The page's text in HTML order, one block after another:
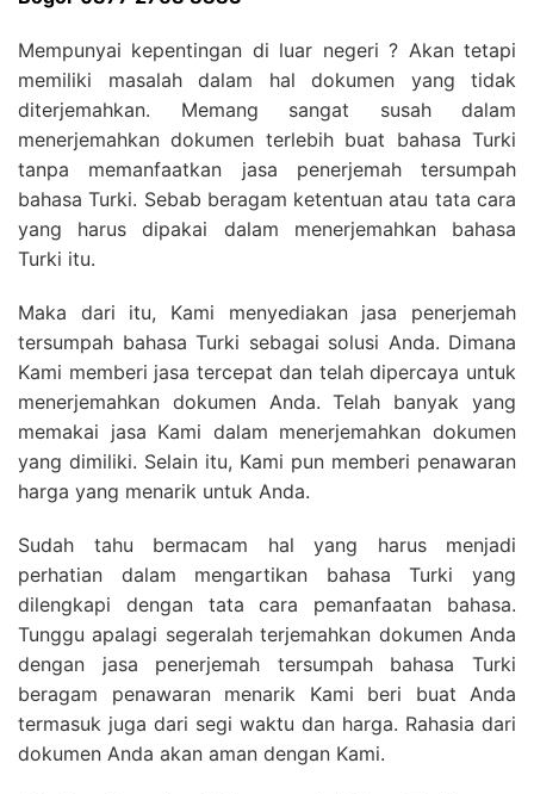
Mempunyai kepentingan di luar negeri ? Akan tetapi
memiliki masalah dalam hal dokumen yang tidak
diterjemahkan. Memang sangat susah dalam
menerjemahkan dokumen terlebih buat bahasa Turki
tanpa memanfaatkan jasa penerjemah tersumpah
bahasa Turki. Sebab beragam ketentuan atau tata cara
yang harus dipakai dalam menerjemahkan bahasa
Turki itu.
Maka dari itu, Kami menyediakan jasa penerjemah
tersumpah bahasa Turki sebagai solusi Anda. Dimana
Kami memberi jasa tercepat dan telah dipercaya untuk
menerjemahkan dokumen Anda. Telah banyak yang
memakai jasa Kami dalam menerjemahkan dokumen
yang dimiliki. Selain itu, Kami pun memberi penawaran
harga yang menarik untuk Anda.
Sudah tahu bermacam hal yang harus menjadi
perhatian dalam mengartikan bahasa Turki yang
dilengkapi dengan tata cara pemanfaatan bahasa.
Tunggu apalagi segeralah terjemahkan dokumen Anda
dengan jasa penerjemah tersumpah bahasa Turki
beragam penawaran menarik Kami beri buat Anda
termasuk juga dari segi waktu dan harga. Rahasia dari
dokumen Anda akan aman dengan Kami.